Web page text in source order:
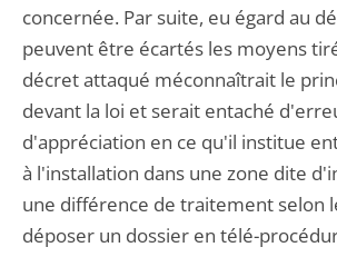
concernée. Par suite, eu égard au
peuvent être écartés les moyens
décret attaqué méconnaîtrait le
devant la loi et serait entaché
d'appréciation en ce qu'il institue
à l'installation dans une zone dite
une différence de traitement selon
déposer un dossier en télé-